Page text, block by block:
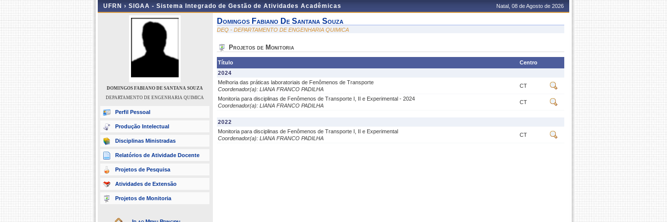
UFRN › SIGAA - Sistema Integrado de Gestão de Atividades Acadêmicas Natal, 08 de Agosto de 2026
DOMINGOS FABIANO DE SANTANA SOUZA
DEPARTAMENTO DE ENGENHARIA QUIMICA
Perfil Pessoal
Produção Intelectual
Disciplinas Ministradas
Relatórios de Atividade Docente
Projetos de Pesquisa
Atividades de Extensão
Projetos de Monitoria
Domingos Fabiano De Santana Souza
DEQ - DEPARTAMENTO DE ENGENHARIA QUIMICA
Projetos de Monitoria
Título
Centro
2024
Melhoria das práticas laboratoriais de Fenômenos de Transporte
Coordenador(a): LIANA FRANCO PADILHA
CT
Monitoria para disciplinas de Fenômenos de Transporte I, II e Experimental - 2024
Coordenador(a): LIANA FRANCO PADILHA
CT
2022
Monitoria para disciplinas de Fenômenos de Transporte I, II e Experimental
Coordenador(a): LIANA FRANCO PADILHA
CT